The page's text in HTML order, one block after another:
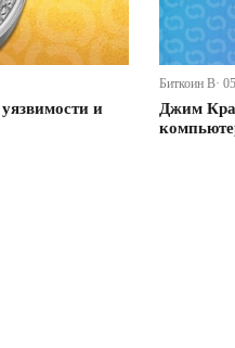
и
Биткоин В·
Джим